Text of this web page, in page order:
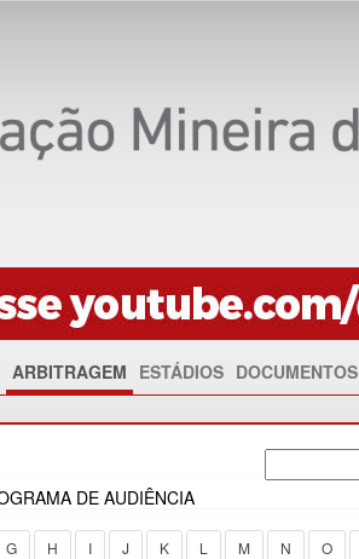
ARBITRAGEM ESTÁDIOS DOCUMENTOS
DE AUDIÊNCIA
G H I J K L M N O